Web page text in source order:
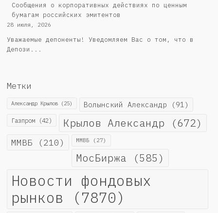
Cообщения о корпоративных действиях по ценным
бумагам российских эмитентов
28 июля, 2026
Уважаемые депоненты! Уведомляем Вас о том, что в
Депози...
Метки
Александр Крылов (25) Волынский Александр (91)
Газпром (42) Крылов Александр (672)
ММВБ (210) ММВБ (27)
МосБиржа (585)
Новости фондовых
рынков (7870)